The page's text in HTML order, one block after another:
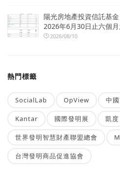
陽光房地產投資信託基
2026年6月30日止六個
2026/08/10
熱門標籤
SocialLab OpView 中
Kantar 國際發明展 凱度
世界發明智慧財產聯盟總會
台灣發明商品促進協會